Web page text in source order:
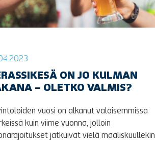
ON JO KULMAN
– OLETKO VALMIS?
vuosi on alkanut valoisemmissa
kuin viime vuonna, jolloin
jatkuivat vielä maaliskuullekin